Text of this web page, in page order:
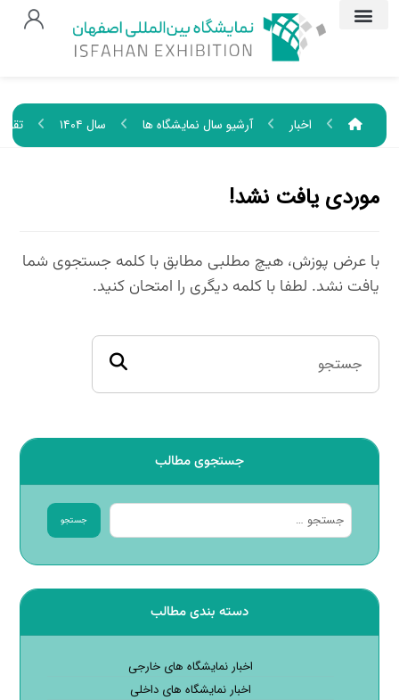
اخبار آرشیو سال نمایشگاه ها سال ۱۴۰۴
موردی یافت نشد!
با عرض پوزش، هیچ مطلبی مطابق با کلمه جستجوی شما
یافت نشد. لطفا با کلمه دیگری را امتحان کنید.
جستجوی مطالب
جستجو
دسته بندی مطالب
اخبار نمایشگاه های خارجی
اخبار نمایشگاه های داخلی